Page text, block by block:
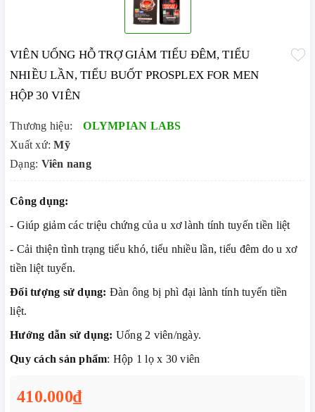
VIÊN UỐNG HỖ TRỢ GIẢM TIỂU ĐÊM, TIỂU
NHIỀU LẦN, TIỂU BUỐT PROSPLEX FOR MEN
HỘP 30 VIÊN
Thương hiệu:
OLYMPIAN LABS
Xuất xứ:Mỹ
Dạng: Viên nang
Công dụng:
- Giúp giảm các triệu chứng của u xơ lành tính tuyến tiền liệt
- Cải thiện tình trạng tiểu khó, tiểu nhiều lần, tiểu đêm do u xơ
tiền liệt tuyến.
Đối tượng sử dụng: Đàn ông bị phì đại lành tính tuyến tiền
liệt.
Hướng dẫn sử dụng: Uống 2 viên/ngày.
Quy cách sản phẩm: Hộp 1 lọ x 30 viên
410.000₫